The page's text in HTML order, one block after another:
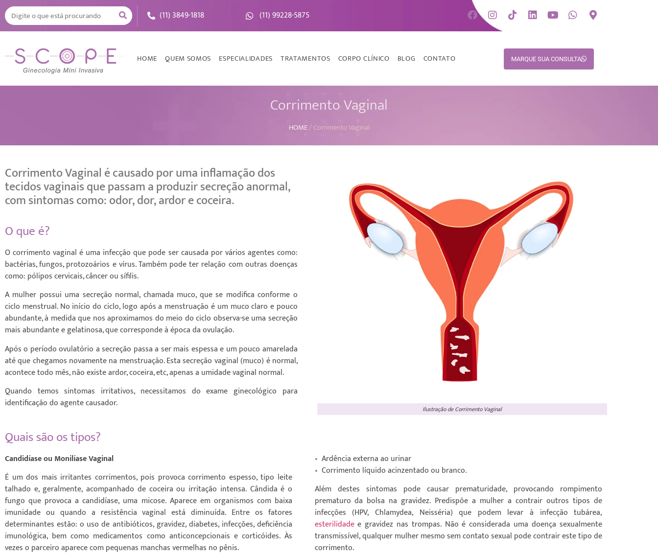
(11) 3849-1818 (11) 99228-5875
HOME QUEM SOMOS ESPECIALIDADES TRATAMENTOS CORPO CLÍNICO BLOG CONTATO MARQUE SUA CONSULTA
Corrimento Vaginal
HOME/Corrimento Vaginal
Corrimento Vaginal é causado por uma inflamação dos
tecidos vaginais que passam a produzir secreção anormal,
com sintomas como: odor, dor, ardor e coceira.
O que é?
O corrimento vaginal é uma infecção que pode ser causada por vários agentes como:
bactérias, fungos, protozoários e vírus. Também pode ter relação com outras doenças
como: pólipos cervicais, câncer ou sífilis.
A mulher possui uma secreção normal, chamada muco, que se modifica conforme o
ciclo menstrual. No início do ciclo, logo após a menstruação é um muco claro e pouco
abundante, à medida que nos aproximamos do meio do ciclo observa-se uma secreção
mais abundante e gelatinosa, que corresponde à época da ovulação.
Após o período ovulatório a secreção passa a ser mais espessa e um pouco amarelada
até que chegamos novamente na menstruação. Esta secreção vaginal (muco) é normal,
acontece todo mês, não existe ardor, coceira, etc, apenas a umidade vaginal normal.
Quando temos sintomas irritativos, necessitamos do exame ginecológico para
identificação do agente causador.
Ilustração de Corrimento Vaginal
Quais são os tipos?
Candidíase ou Monilíase Vaginal
É um dos mais irritantes corrimentos, pois provoca corrimento espesso, tipo leite
talhado e, geralmente, acompanhado de coceira ou irritação intensa. Cândida é o
fungo que provoca a candidíase, uma micose. Aparece em organismos com baixa
imunidade ou quando a resistência vaginal está diminuída. Entre os fatores
determinantes estão: o uso de antibióticos, gravidez, diabetes, infecções, deficiência
imunológica, bem como medicamentos como anticoncepcionais e corticóides. Às
vezes o parceiro aparece com pequenas manchas vermelhas no pênis.
• Ardência externa ao urinar
• Corrimento líquido acinzentado ou branco.
Além destes sintomas pode causar prematuridade, provocando rompimento
prematuro da bolsa na gravidez. Predispõe a mulher a contrair outros tipos de
infecções (HPV, Chlamydea, Neisséria) que podem levar à infecção tubárea,
esterilidadee gravidez nas trompas. Não é considerada uma doença sexualmente
transmissível, qualquer mulher mesmo sem contato sexual pode contrair este tipo de
corrimento.